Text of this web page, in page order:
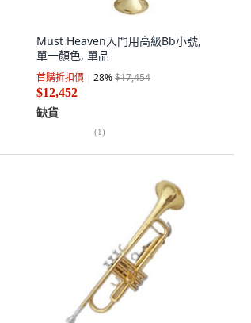
Must Heaven入門用高級Bb小號,
單一顏色, 單品
首購折扣價 28%$17,454
$12,452
缺貨
(1)